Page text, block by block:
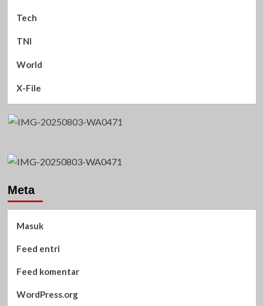
Tech
TNI
World
X-File
Meta
Masuk
Feed entri
Feed komentar
WordPress.org